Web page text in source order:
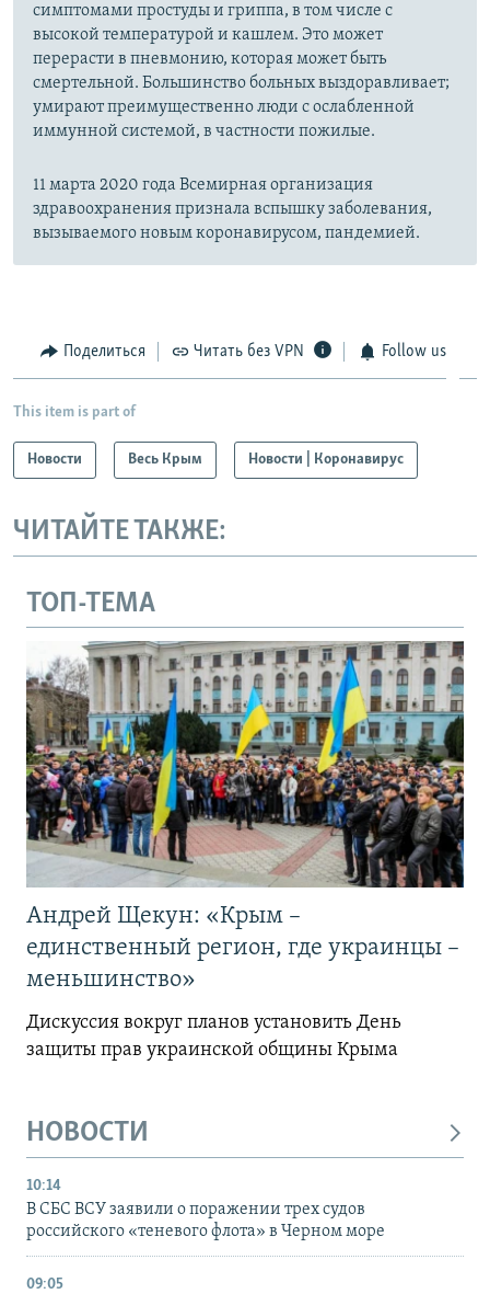
симптомами простуды и гриппа, в том числе с
высокой температурой и кашлем. Это может
перерасти в пневмонию, которая может быть
смертельной. Большинство больных выздоравливает;
умирают преимущественно люди с ослабленной
иммунной системой, в частности пожилые.
11 марта 2020 года Всемирная организация
здравоохранения признала вспышку заболевания,
вызываемого новым коронавирусом, пандемией.
Поделиться Читать без VPN Follow us
This item is part of
Новости Весь Крым Новости | Коронавирус
ЧИТАЙТЕ ТАКЖЕ:
ТОП-ТЕМА
Андрей Щекун: «Крым –
единственный регион, где украинцы –
меньшинство»
Дискуссия вокруг планов установить День
защиты прав украинской общины Крыма
НОВОСТИ
10:14
В СБС ВСУ заявили о поражении трех судов
российского «теневого флота» в Черном море
09:05